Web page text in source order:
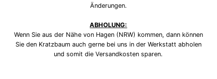
Änderungen.
ABHOLUNG:
Wenn Sie aus der Nähe von Hagen (NRW) kommen, dann können
Sie den Kratzbaum auch gerne bei uns in der Werkstatt abholen
und somit die Versandkosten sparen.